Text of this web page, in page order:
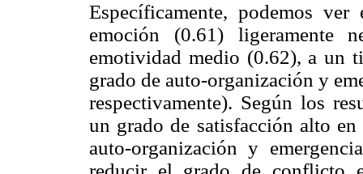
Específicamente, podemos
emoción (0.61) ligeramente
emotividad medio (0.62), a un
grado de auto-organización y
respectivamente). Según los
un grado de satisfacción alto
auto-organización y